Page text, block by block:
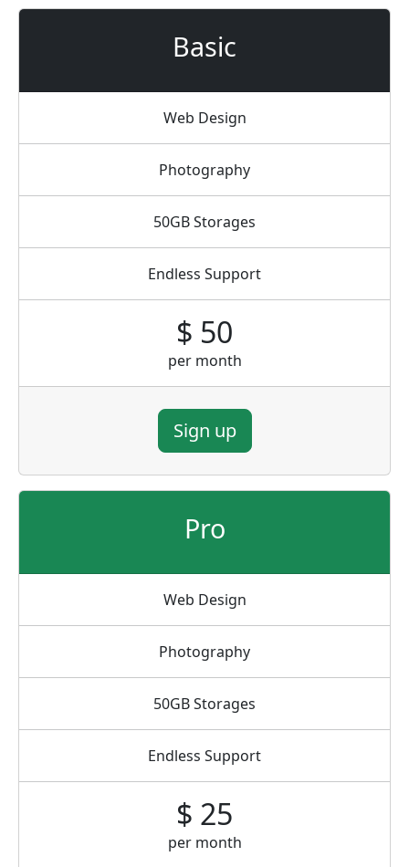
Basic
Web Design
Photography
50GB Storages
Endless Support
$ 50
per month
Sign up
Pro
Web Design
Photography
50GB Storages
Endless Support
$ 25
per month